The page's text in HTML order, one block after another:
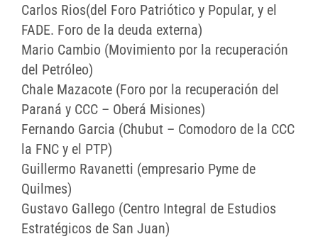
Carlos Rios(del Foro Patriótico y Popular, y el
FADE. Foro de la deuda externa)
Mario Cambio (Movimiento por la recuperación
del Petróleo)
Chale Mazacote (Foro por la recuperación del
Paraná y CCC – Oberá Misiones)
Fernando Garcia (Chubut – Comodoro de la CCC
la FNC y el PTP)
Guillermo Ravanetti (empresario Pyme de
Quilmes)
Gustavo Gallego (Centro Integral de Estudios
Estratégicos de San Juan)